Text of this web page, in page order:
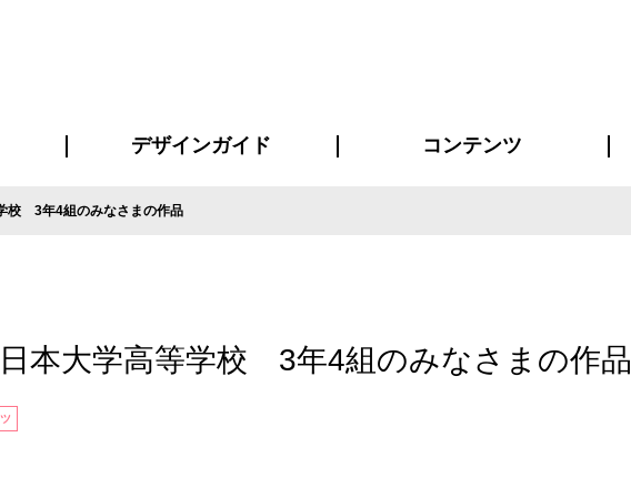
て
デザインガイド
デザインガイド
デザイン入稿について
デザイン料について
デザインテンプレート集
デザインテンシュミレーター
書体一覧（フォント集）
プリント・加工方法
インクカラー
プリントサイズ
コンテンツ
校 3年4組のみなさまの作品
本大学高等学校 3年4組のみなさまの作品